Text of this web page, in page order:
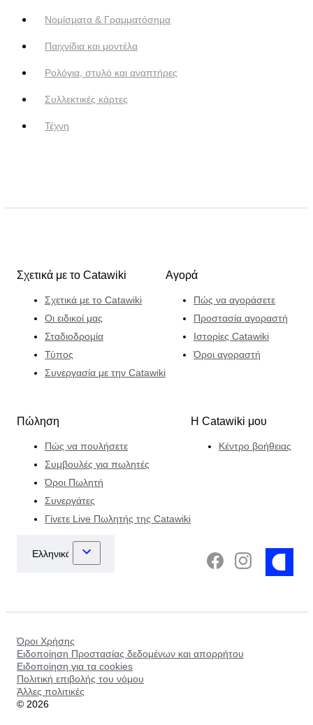
Νομίσματα & Γραμματόσημα
Παιχνίδια και μοντέλα
Ρολόγια, στυλό και αναπτήρες
Συλλεκτικές κάρτες
Τέχνη
Σχετικά με το Catawiki
Σχετικά με το Catawiki
Οι ειδικοί μας
Σταδιοδρομία
Τύπος
Συνεργασία με την Catawiki
Αγορά
Πώς να αγοράσετε
Προστασία αγοραστή
Ιστορίες Catawiki
Όροι αγοραστή
Πώληση
Πώς να πουλήσετε
Συμβουλές για πωλητές
Όροι Πωλητή
Συνεργάτες
Γίνετε Live Πωλητής της Catawiki
Η Catawiki μου
Κέντρο βοήθειας
Όροι Χρήσης
Ειδοποίηση Προστασίας δεδομένων και απορρήτου
Ειδοποίηση για τα cookies
Πολιτική επιβολής του νόμου
Άλλες πολιτικές
© 2026